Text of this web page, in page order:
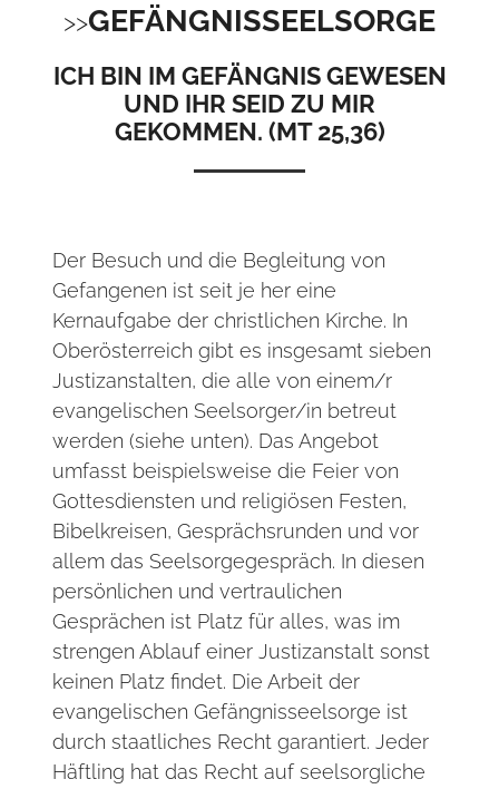
GEFÄNGNISSEELSORGE
ICH BIN IM GEFÄNGNIS GEWESEN
UND IHR SEID ZU MIR
GEKOMMEN. (MT 25,36)
Der Besuch und die Begleitung von
Gefangenen ist seit je her eine
Kernaufgabe der christlichen Kirche. In
Oberösterreich gibt es insgesamt sieben
Justizanstalten, die alle von einem/r
evangelischen Seelsorger/in betreut
werden (siehe unten). Das Angebot
umfasst beispielsweise die Feier von
Gottesdiensten und religiösen Festen,
Bibelkreisen, Gesprächsrunden und vor
allem das Seelsorgegespräch. In diesen
persönlichen und vertraulichen
Gesprächen ist Platz für alles, was im
strengen Ablauf einer Justizanstalt sonst
keinen Platz findet. Die Arbeit der
evangelischen Gefängnisseelsorge ist
durch staatliches Recht garantiert. Jeder
Häftling hat das Recht auf seelsorgliche